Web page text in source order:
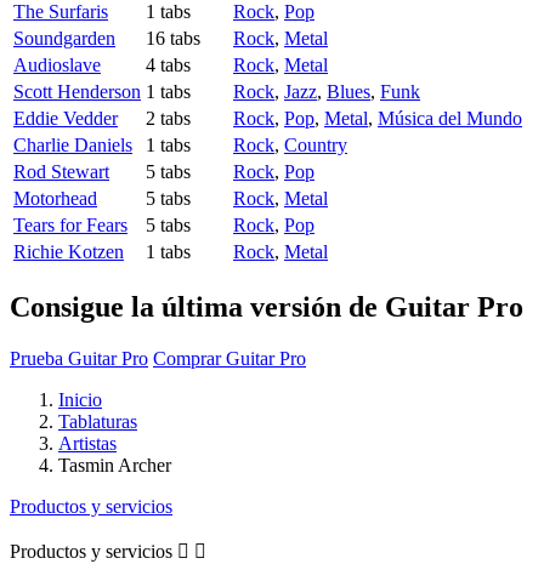
The Surfaris
1 tabs Rock, Pop
Soundgarden
16 tabs Rock, Metal
Audioslave
4 tabs Rock, Metal
Scott Henderson 1 tabs Rock, Jazz, Blues, Funk
Eddie Vedder
2 tabs Rock, Pop, Metal, Música del Mundo
Charlie Daniels
1 tabs Rock, Country
Rod Stewart
5 tabs Rock, Pop
Motorhead
5 tabs Rock, Metal
Tears for Fears
5 tabs Rock, Pop
Richie Kotzen
1 tabs Rock, Metal
Consigue la última versión de Guitar Pro
Prueba Guitar Pro Comprar Guitar Pro
Inicio
Tablaturas
Artistas
Tasmin Archer
Productos y servicios
Productos y servicios  